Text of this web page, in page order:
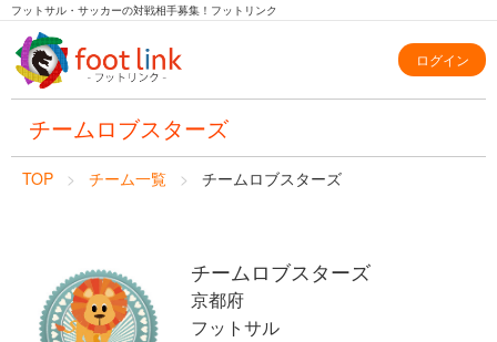
フットサル・サッカーの対戦相手募集！フットリンク
ログイン
チームロブスターズ
TOP チーム一覧 チームロブスターズ
チームロブスターズ
京都府
フットサル